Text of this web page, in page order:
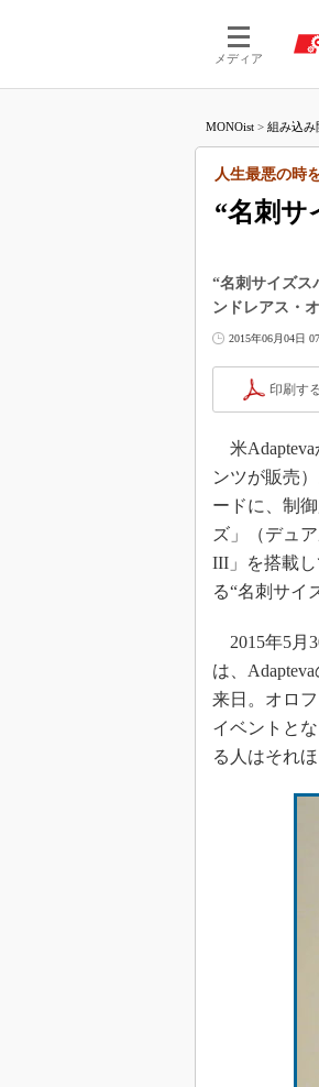
メディア
MONOist > 組み込み
“名刺サ
人生最悪の時
“名刺サイズス
ンドレアス・
2015年06月04日
印刷す
米Adapteva
ンツが販売
ードに、制
ズ」（デュ
III」を搭載
る“名刺サイ
2015年5月
は、
来日。オロ
イベントと
る人はそれ